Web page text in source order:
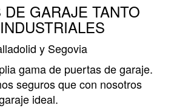
GARAJE TANTO
y Segovia
gama de puertas de garaje.
seguros que con nosotros
ideal.